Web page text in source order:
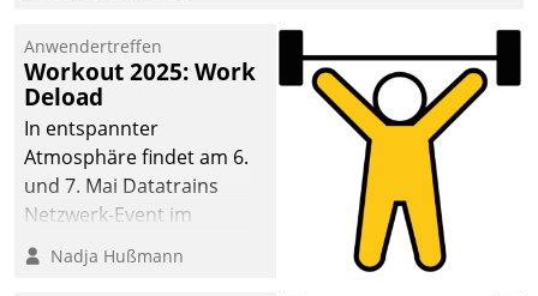
Anwendertreffen
Workout 2025: Work
Deload
In entspannter
Atmosphäre findet am 6.
und 7. Mai Datatrains
Netzwerk-Event im
Kunden- und Partnerkreis
statt. Zentrale Frage: Wie
Nadja Hußmann